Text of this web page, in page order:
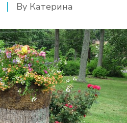
By Катерина